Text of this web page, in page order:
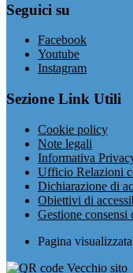
Seguici su
Facebook
Youtube
Instagram
Sezione Link Utili
Cookie policy
Note legali
Informativa
Ufficio Relazioni
Dichiarazione di
Obiettivi di
Gestione consensi
Pagina visualizzata